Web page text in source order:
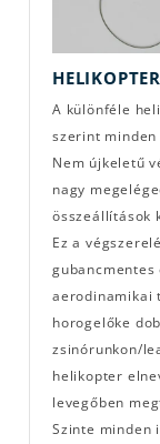
A különféle
szerint
Nem újkeletű
nagy
összeállítások
Ez a
aerodinamikai
horogelőke
zsinórunkon/
helikopter
levegőben
Szinte minden